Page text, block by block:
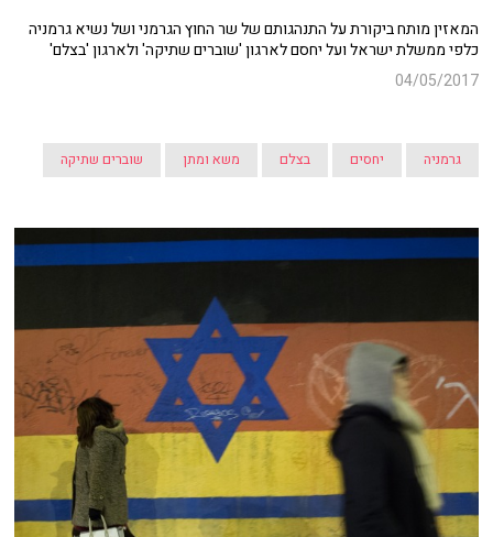
המאזין מותח ביקורת על התנהגותם של שר החוץ הגרמני ושל נשיא גרמניה
כלפי ממשלת ישראל ועל יחסם לארגון 'שוברים שתיקה' ולארגון 'בצלם'
04/05/2017
גרמניה יחסים בצלם משא ומתן שוברים שתיקה